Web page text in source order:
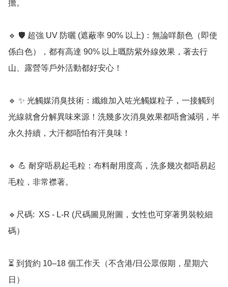
擔。
🔹 🛡️ 超強 UV 防曬 (遮蔽率 90% 以上)：無論咩顏色（即使
係白色），都有高達 90% 以上嘅防紫外線效果，著去行
山、露營等戶外活動都好安心！
🔹 ✨ 光觸媒消臭技術：纖維加入咗光觸媒粒子，一接觸到
光線就會分解異味來源！洗幾多次消臭效果都唔會減弱，半
永久持續，大汗都唔怕有汗臭味！
🔹 💪 耐穿唔易起毛粒：布料耐用度高，洗多幾次都唔易起
毛粒，非常襟著。
🔹尺碼:  XS - L-R (尺碼圖見附圖，女性也可穿著男裝較細
碼）
⏳ 到貨約 10–18 個工作天（不含港/日公眾假期，星期六
日）